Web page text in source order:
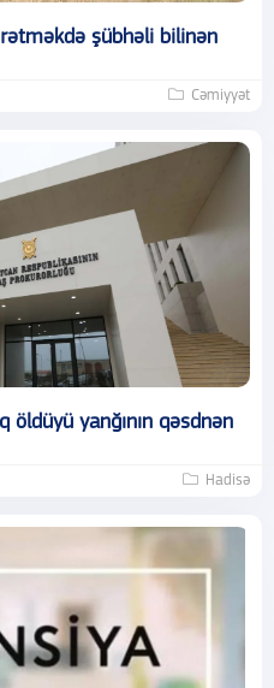
şübhəli bilinən
Cəmiyyət
öldüyü yanğının qəsdnən
Hadisə